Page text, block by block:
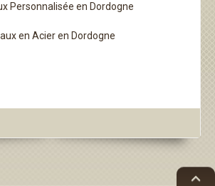
Personnalisée en Dordogne
en Acier en Dordogne